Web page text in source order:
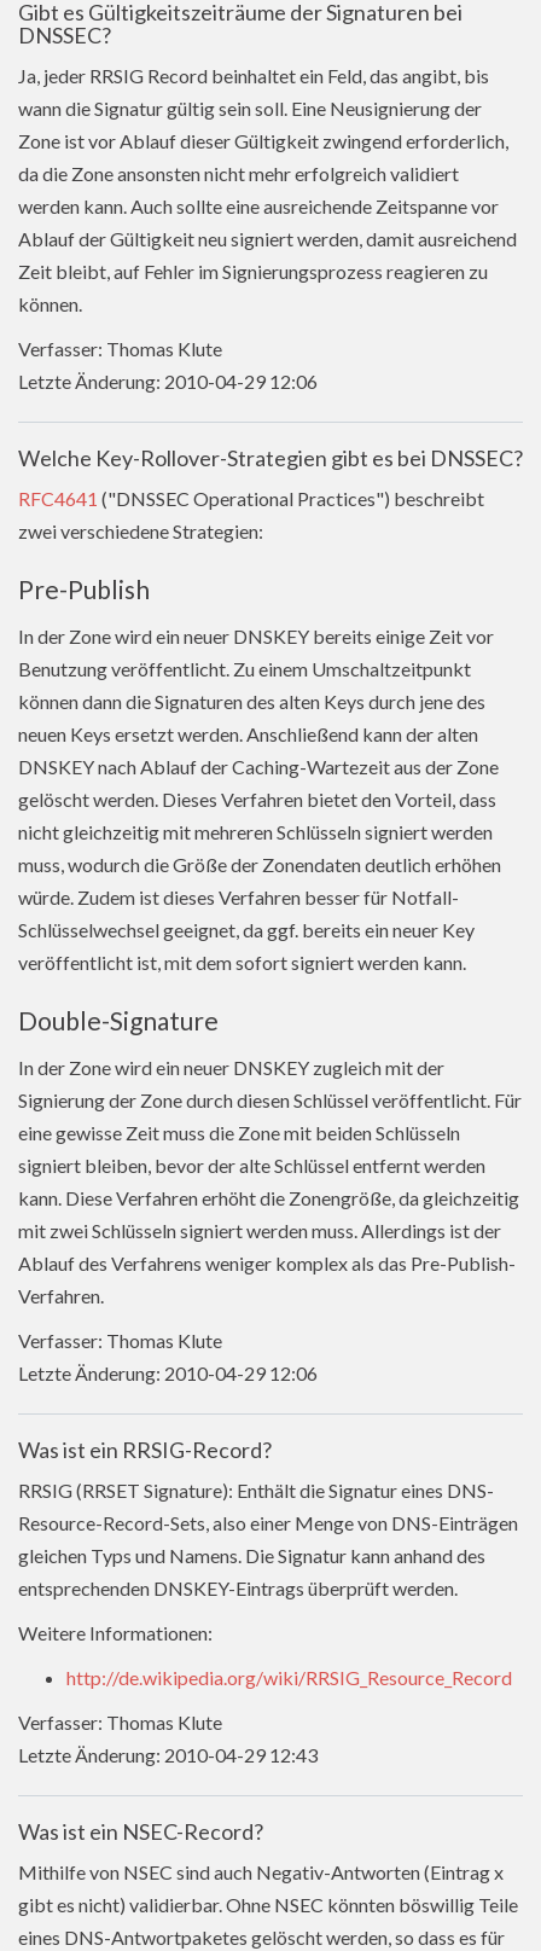
Gibt es Gültigkeitszeiträume der Signaturen bei
DNSSEC?
Ja, jeder RRSIG Record beinhaltet ein Feld, das angibt, bis
wann die Signatur gültig sein soll. Eine Neusignierung der
Zone ist vor Ablauf dieser Gültigkeit zwingend erforderlich,
da die Zone ansonsten nicht mehr erfolgreich validiert
werden kann. Auch sollte eine ausreichende Zeitspanne vor
Ablauf der Gültigkeit neu signiert werden, damit ausreichend
Zeit bleibt, auf Fehler im Signierungsprozess reagieren zu
können.
Verfasser: Thomas Klute
Letzte Änderung: 2010-04-29 12:06
Welche Key-Rollover-Strategien gibt es bei DNSSEC?
RFC4641 ("DNSSEC Operational Practices") beschreibt
zwei verschiedene Strategien:
Pre-Publish
In der Zone wird ein neuer DNSKEY bereits einige Zeit vor
Benutzung veröffentlicht. Zu einem Umschaltzeitpunkt
können dann die Signaturen des alten Keys durch jene des
neuen Keys ersetzt werden. Anschließend kann der alten
DNSKEY nach Ablauf der Caching-Wartezeit aus der Zone
gelöscht werden. Dieses Verfahren bietet den Vorteil, dass
nicht gleichzeitig mit mehreren Schlüsseln signiert werden
muss, wodurch die Größe der Zonendaten deutlich erhöhen
würde. Zudem ist dieses Verfahren besser für Notfall-
Schlüsselwechsel geeignet, da ggf. bereits ein neuer Key
veröffentlicht ist, mit dem sofort signiert werden kann.
Double-Signature
In der Zone wird ein neuer DNSKEY zugleich mit der
Signierung der Zone durch diesen Schlüssel veröffentlicht. Für
eine gewisse Zeit muss die Zone mit beiden Schlüsseln
signiert bleiben, bevor der alte Schlüssel entfernt werden
kann. Diese Verfahren erhöht die Zonengröße, da gleichzeitig
mit zwei Schlüsseln signiert werden muss. Allerdings ist der
Ablauf des Verfahrens weniger komplex als das Pre-Publish-
Verfahren.
Verfasser: Thomas Klute
Letzte Änderung: 2010-04-29 12:06
Was ist ein RRSIG-Record?
RRSIG (RRSET Signature): Enthält die Signatur eines DNS-
Resource-Record-Sets, also einer Menge von DNS-Einträgen
gleichen Typs und Namens. Die Signatur kann anhand des
entsprechenden DNSKEY-Eintrags überprüft werden.
Weitere Informationen:
http://de.wikipedia.org/wiki/RRSIG_Resource_Record
Verfasser: Thomas Klute
Letzte Änderung: 2010-04-29 12:43
Was ist ein NSEC-Record?
Mithilfe von NSEC sind auch Negativ-Antworten (Eintrag x
gibt es nicht) validierbar. Ohne NSEC könnten böswillig Teile
eines DNS-Antwortpaketes gelöscht werden, so dass es für